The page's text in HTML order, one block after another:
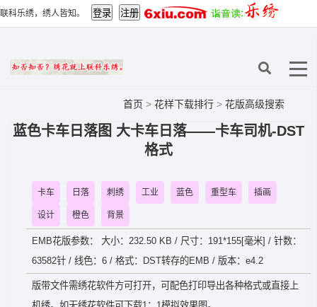
联科乐绣，绣人皆知。
首页 > 花样下载排行 > 花版高级搜索
蓝色卡车日落图 大卡车日落——卡车司机-DST
格式
卡车 日落 刺绣 工业 蓝色 重型车 插画
设计 橙色 背景
EMB花版参数： 大小：232.50 KB / 尺寸：191*155[毫米] / 针数：
63582针 / 线色：6 / 格式：DST转存的EMB / 版本：e4.2
版带文件需绣花软件方可打开，可配色打印导出各种格式或直接上